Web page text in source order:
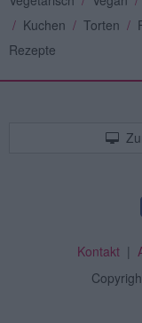
/ Kuchen / Torten /
Rezepte
Kontakt|